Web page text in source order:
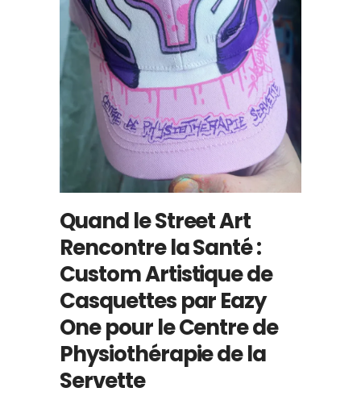
Quand le Street Art
Rencontre la Santé :
Custom Artistique de
Casquettes par Eazy
One pour le Centre de
Physiothérapie de la
Servette